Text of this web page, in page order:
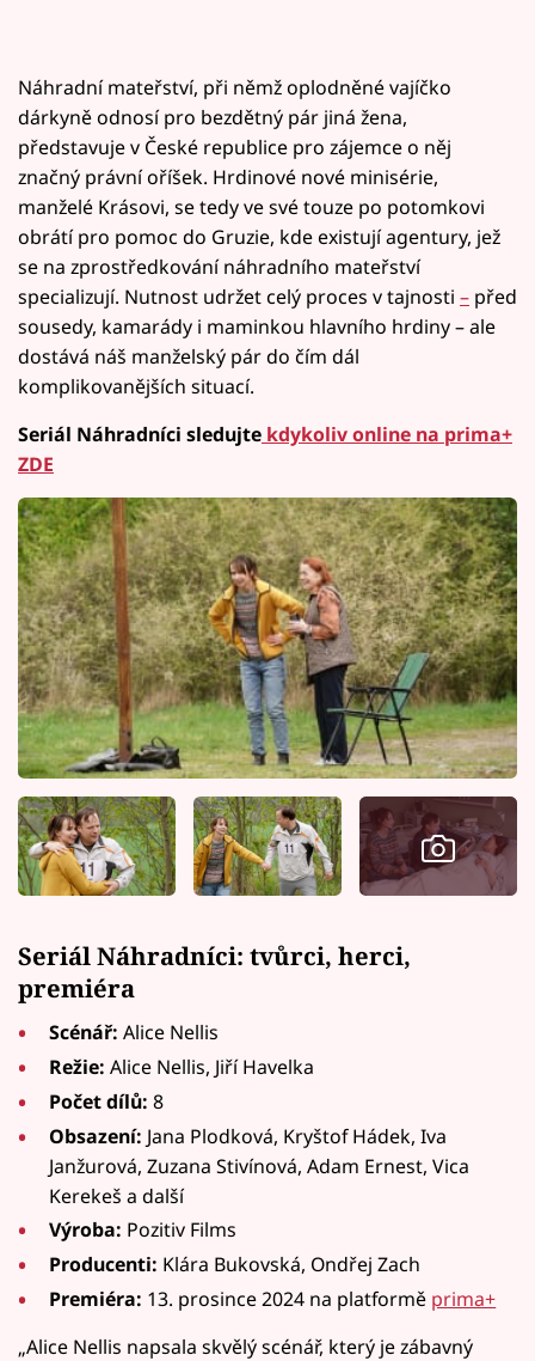
Náhradní mateřství, při němž oplodněné vajíčko
dárkyně odnosí pro bezdětný pár jiná žena,
představuje v České republice pro zájemce o něj
značný právní oříšek. Hrdinové nové minisérie,
manželé Krásovi, se tedy ve své touze po potomkovi
obrátí pro pomoc do Gruzie, kde existují agentury, jež
se na zprostředkování náhradního mateřství
specializují. Nutnost udržet celý proces v tajnosti – před
sousedy, kamarády i maminkou hlavního hrdiny – ale
dostává náš manželský pár do čím dál
komplikovanějších situací.
Seriál Náhradníci sledujte kdykoliv online na prima+
ZDE
Seriál Náhradníci: tvůrci, herci,
premiéra
Scénář: Alice Nellis
Režie: Alice Nellis, Jiří Havelka
Počet dílů: 8
Obsazení: Jana Plodková, Kryštof Hádek, Iva
Janžurová, Zuzana Stivínová, Adam Ernest, Vica
Kerekeš a další
Výroba: Pozitiv Films
Producenti: Klára Bukovská, Ondřej Zach
Premiéra: 13. prosince 2024 na platformě prima+
„Alice Nellis napsala skvělý scénář, který je zábavný